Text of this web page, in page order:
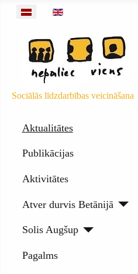
Izvēlieties valodu
Sociālās līdzdarbības veicināšana
Aktualitātes
Publikācijas
Aktivitātes
Atver durvis Betānijā
Solis Augšup
Pagalms